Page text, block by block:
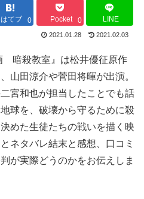
はてブ 0 Pocket 0 LINE
2021.01.28 2021.02.03
暗殺教室』は松井優征原作
山田涼介や菅田将暉が出演。
宮和也が担当したことでも話
球を、破壊から守るために殺
めた生徒たちの戦いを描く映
ネタバレ結末と感想、口コミ
が実際どうのかをお伝えしま